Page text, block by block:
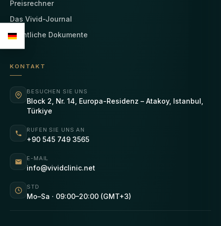
Preisrechner
Das Vivid-Journal
Rechtliche Dokumente
KONTAKT
BESUCHEN SIE UNS
Block 2, Nr. 14, Europa-Residenz – Atakoy, Istanbul,
Türkiye
RUFEN SIE UNS AN
+90 545 749 3565
E-MAIL
info@vividclinic.net
STD
Mo–Sa · 09:00–20:00 (GMT+3)